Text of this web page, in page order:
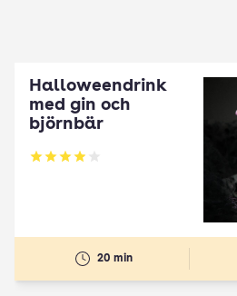
Halloweendrink
med gin och
björnbär
Betyg: 3.92 av 5
20 min